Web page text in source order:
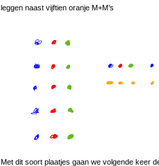
leggen naast vijftien oranje M+M’s
Met dit soort plaatjes gaan we volgende keer